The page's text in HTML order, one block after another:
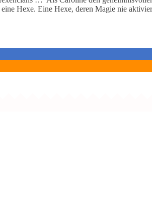
Hexe. Eine Hexe, deren Magie nie